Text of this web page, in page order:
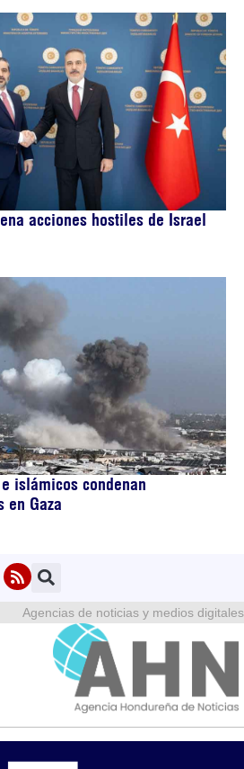
acciones hostiles de Israel
islámicos condenan
Gaza
Agencias de noticias y medios digitales